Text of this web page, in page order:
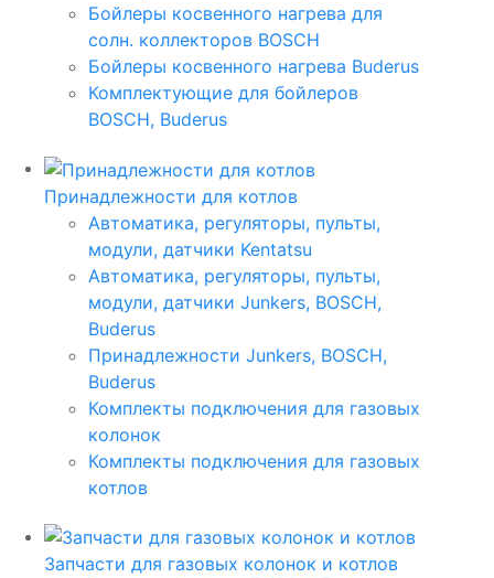
Бойлеры косвенного нагрева для
солн. коллекторов BOSCH
Бойлеры косвенного нагрева Buderus
Комплектующие для бойлеров
BOSCH, Buderus
Принадлежности для котлов
Автоматика, регуляторы, пульты,
модули, датчики Kentatsu
Автоматика, регуляторы, пульты,
модули, датчики Junkers, BOSCH,
Buderus
Принадлежности Junkers, BOSCH,
Buderus
Комплекты подключения для газовых
колонок
Комплекты подключения для газовых
котлов
Запчасти для газовых колонок и котлов